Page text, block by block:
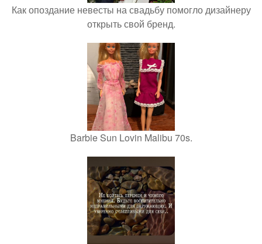
Как опоздание невесты на свадьбу помогло дизайнеру
открыть свой бренд.
Barbie Sun Lovin Malibu 70s.